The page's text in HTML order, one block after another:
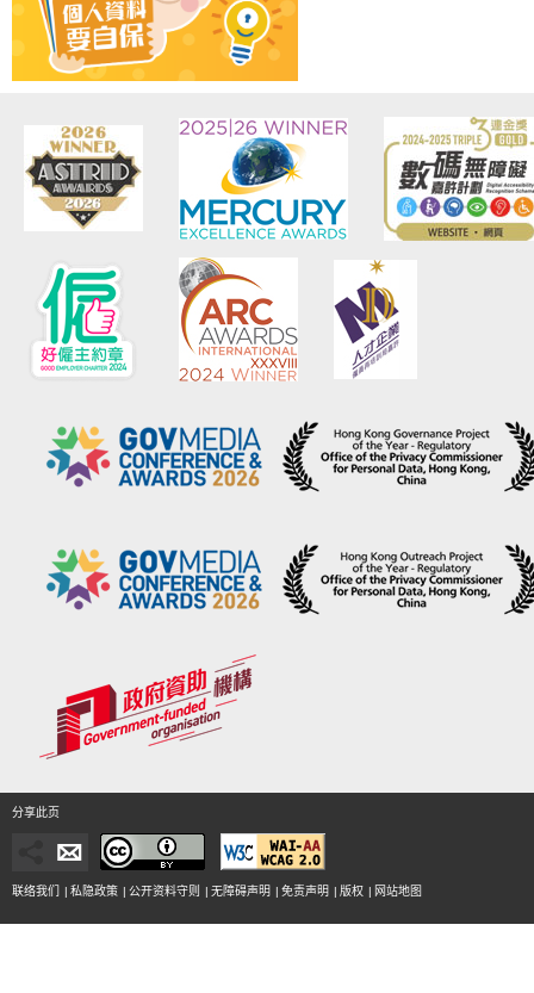
分享此页
联络我们 | 私隐政策 | 公开资料守则 | 无障碍声明 | 免责声明 | 版权 | 网站地图